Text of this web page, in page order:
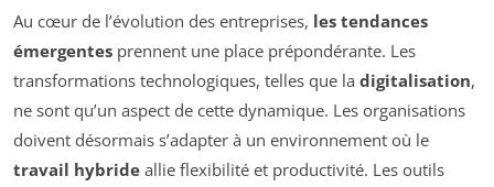
Au cœur de l’évolution des entreprises, les tendances
émergentes prennent une place prépondérante. Les
transformations technologiques, telles que la digitalisation,
ne sont qu’un aspect de cette dynamique. Les organisations
doivent désormais s’adapter à un environnement où le
travail hybride allie flexibilité et productivité. Les outils